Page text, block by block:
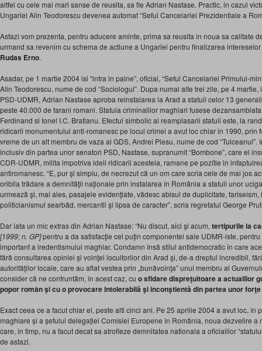
altfel cu cele mai mari sanse de reusita, sa fie Adrian Nastase. Practic, in cazul
Ungariei Alin Teodorescu devenea automat “Seful Cancelariei Prezidentiale a
Astazi vom prezenta, pentru aducere aminte, prima sa reusita in noua sa calitate
urmand sa revenim cu schema de actiune a Ungariei pentru finalizarea
Rudas Erno.
Asadar, pe 1 martie 2004 isi “intra in paine”, oficial, “Seful Cancelariei Primului-
Alin Teodorescu, nume de cod “Sociologul”. Dupa numai alte trei zile, pe 4
PSD-UDMR, Adrian Nastase aproba reinstalarea la Arad a statuii celor 13
peste 40.000 de tarani romani. Statuia criminalilor maghiari fusese
Ferdinand si Ionel I.C. Bratianu. Efectul simbolic al reamplasarii statuii este, la
ridicarii monumentului anti-romanesc pe locul crimei a avut loc chiar in 1990, prin
vreme de un alt membru de vaza al GDS, Andrei Plesu, nume de cod
inclusiv din partea unor senatori PSD, Nastase, supranumit “Bombone”, care el
CDR-UDMR, milita impotriva ideii ridicarii acesteia, ramane pe pozitie in
antiromanesc. “E, pur şi simplu, de necrezut că un om care scria cele de mai jos
oribila trădare a demnităţii naţionale prin instalarea în România a statuii unor
urmează şi, mai ales, pasajele evidenţiate, vădesc abisul de duplicitate,
politicianismul searbăd, mercantil şi lipsa de caracter”, scria regretatul George
Dar iata un mic extras din Adrian Nastase: “Nu discut, aici şi acum, tertipurile la
[1999; n. GP]pentru a da satisfacţie cel puţin componentei sale UDMR-iste,
important a iredentismului maghiar. Condamn însă stilul antidemocratic în care
fără consultarea opiniei şi voinţei locuitorilor din Arad şi, de-a dreptul incredibil,
autorităţilor locale, care au aflat vestea prin „bunăvoinţa” unui membru al
consider că ne confruntăm, în acest caz, cu o sfidare dispreţuitoare a actualilor
popor român şi cu o provocare intolerabilă şi inconştientă din partea unor
Exact ceea ce a facut chiar el, peste alti cinci ani. Pe 25 aprilie 2004 a avut loc, în
maghiare și a șefului delegației Comisiei Europene în România, noua dezvelire a
care, in timp, nu a facut decat sa atrofieze demnitatea nationala a oficialilor
de astazi.